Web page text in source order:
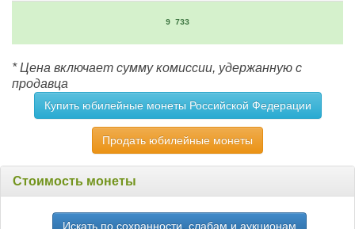
9 733
* Цена включает сумму комиссии, удержанную с
продавца
Купить юбилейные монеты Российской Федерации
Продать юбилейные монеты
Стоимость монеты
Искать по сохранности, слабам и аукционам